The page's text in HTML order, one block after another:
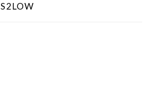
S2LOW